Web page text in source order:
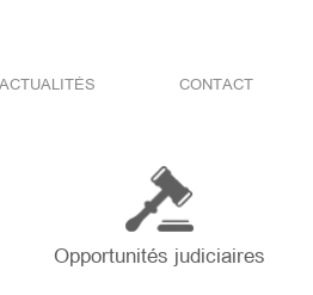
ACTUALITÉS CONTACT
Opportunités judiciaires